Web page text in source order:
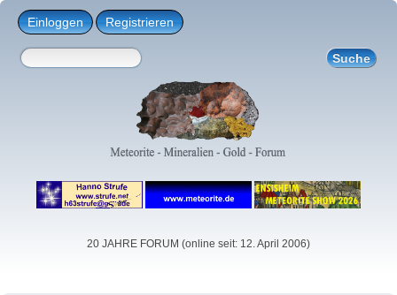
Einloggen Registrieren
20 JAHRE FORUM (online seit: 12. April 2006)